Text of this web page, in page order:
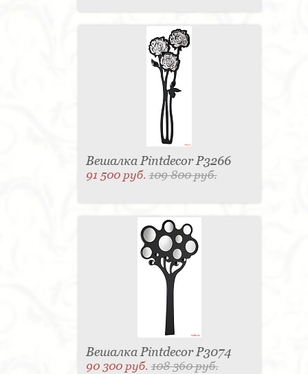
Вешалка Pintdecor P3266
91 500 руб.109 800 руб.
Вешалка Pintdecor P3074
90 300 руб.108 360 руб.